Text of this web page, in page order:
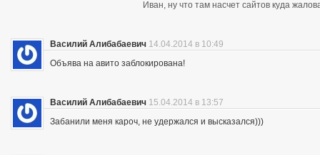
Иван, ну что там насчет сайтов куда
Василий Алибабаевич 14.04.2014 в 10:49
Объява на авито заблокирована!
Василий Алибабаевич 15.04.2014 в 13:57
Забанили меня кароч, не удержался и высказался)))